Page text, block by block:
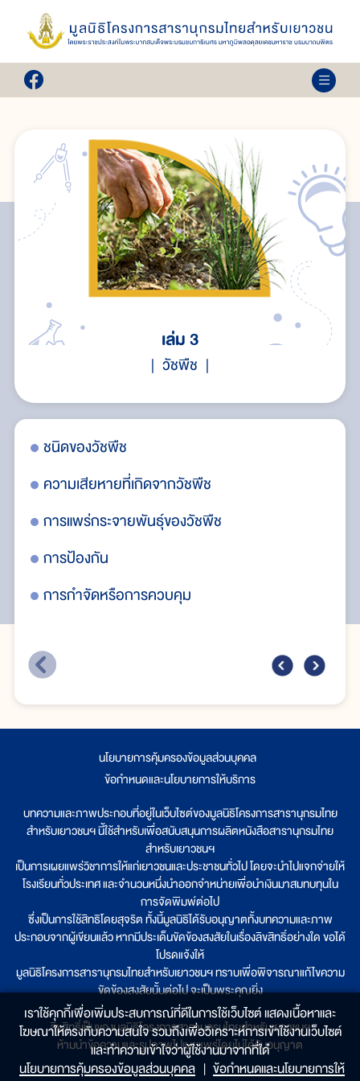
เล่ม 3
วัชพืช
ชนิดของวัชพืช
ความเสียหายที่เกิดจากวัชพืช
การแพร่กระจายพันธุ์ของวัชพืช
การป้องกัน
การกำจัดหรือการควบคุม
นโยบายการคุ้มครองข้อมูลส่วนบุคคล
ข้อกำหนดและนโยบายการให้บริการ
บทความและภาพประกอบที่อยู่ในเว็บไซต์ของมูลนิธิโครงการสารานุกรมไทย
สำหรับเยาวชนฯ นี้ใช้สำหรับเพื่อสนับสนุนการผลิตหนังสือสารานุกรมไทย
สำหรับเยาวชนฯ
เป็นการเผยแพร่วิชาการให้แก่เยาวชนและประชาชนทั่วไป โดยจะนำไปแจกจ่ายให้
โรงเรียนทั่วประเทศ และจำนวนหนึ่งนำออกจำหน่ายเพื่อนำเงินมาสมทบทุนใน
การจัดพิมพ์ต่อไป
ซึ่งเป็นการใช้สิทธิโดยสุจริต ทั้งนี้มูลนิธิได้รับอนุญาตทั้งบทความและภาพ
ประกอบจากผู้เขียนแล้ว หากมีประเด็นขัดข้องสงสัยในเรื่องลิขสิทธิ์อย่างใด ขอได้
โปรดแจ้งให้
มูลนิธิโครงการสารานุกรมไทยสำหรับเยาวชนฯ ทราบเพื่อพิจารณาแก้ไขความ
ขัดข้องสงสัยนั้นต่อไป จะเป็นพระคุณยิ่ง
ลิขสิทธิ์เป็นของมูลนิธิโครงการสารานุกรมไทยสำหรับเยาวชนฯ
ห้ามนำข้อความและรูปภาพไปเผยแพร่โดยไม่ได้รับอนุญาต
เราใช้คุกกี้เพื่อเพิ่มประสบการณ์ที่ดีในการใช้เว็บไซต์ แสดงเนื้อหาและ
โฆษณาให้ตรงกับความสนใจ รวมถึงเพื่อวิเคราะห์การเข้าใช้งานเว็บไซต์
และทำความเข้าใจว่าผู้ใช้งานมาจากที่ใด๋
นโยบายการคุ้มครองข้อมูลส่วนบุคคล | ข้อกำหนดและนโยบายการให้